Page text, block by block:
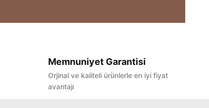
Memnuniyet Garantisi
Orjinal ve kaliteli ürünlerle en iyi fiyat
avantajı